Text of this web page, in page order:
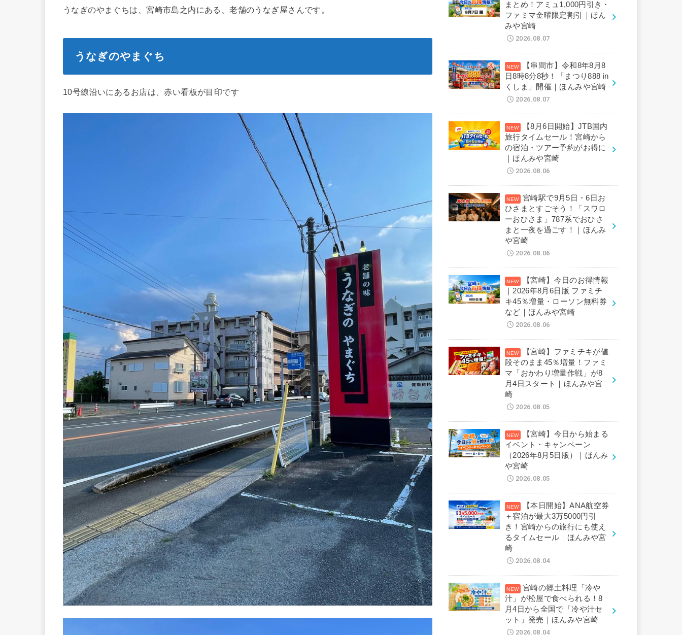
うなぎのやまぐちは、宮崎市島之内にある、老舗のうなぎ屋さんです。
うなぎのやまぐち
10号線沿いにあるお店は、赤い看板が目印です
まとめ！アミュ1,000円引き・
ファミマ金曜限定割引｜ほん
みや宮崎
2026.08.07
【串間市】令和8年8月8
日8時8分8秒！「まつり888 in
くしま」開催｜ほんみや宮崎
2026.08.07
【8月6日開始】JTB国内
旅行タイムセール！宮崎から
の宿泊・ツアー予約がお得に
｜ほんみや宮崎
2026.08.06
宮崎駅で9月5日・6日お
ひさまとすごそう！「スワロ
ーおひさま」787系でおひさ
まと一夜を過ごす！｜ほんみ
や宮崎
2026.08.06
【宮崎】今日のお得情報
｜2026年8月6日版 ファミチ
キ45％増量・ローソン無料券
など｜ほんみや宮崎
2026.08.06
【宮崎】ファミチキが値
段そのまま45％増量！ファミ
マ「おかわり増量作戦」が8
月4日スタート｜ほんみや宮
崎
2026.08.05
【宮崎】今日から始まる
イベント・キャンペーン
（2026年8月5日版）｜ほんみ
や宮崎
2026.08.05
【本日開始】ANA航空券
＋宿泊が最大3万5000円引
き！宮崎からの旅行にも使え
るタイムセール｜ほんみや宮
崎
2026.08.04
宮崎の郷土料理「冷や
汁」が松屋で食べられる！8
月4日から全国で「冷や汁セ
ット」発売｜ほんみや宮崎
2026.08.04